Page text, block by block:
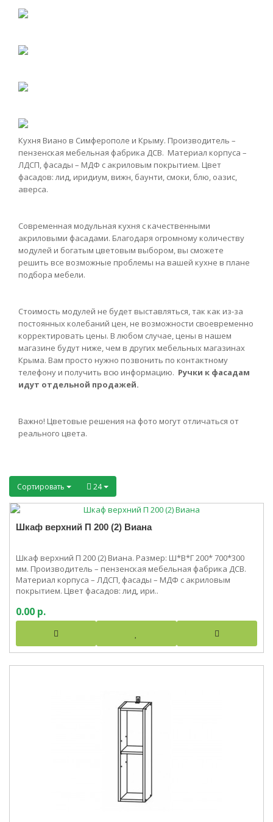
Кухня Виано в Симферополе и Крыму. Производитель –
пензенская мебельная фабрика ДСВ. Материал корпуса –
ЛДСП, фасады – МДФ с акриловым покрытием. Цвет
фасадов: лид, иридиум, вижн, баунти, смоки, блю, оазис,
аверса.
Современная модульная кухня с качественными
акриловыми фасадами. Благодаря огромному количеству
модулей и богатым цветовым выбором, вы сможете
решить все возможные проблемы на вашей кухне в плане
подбора мебели.
Стоимость модулей не будет выставляться, так как из-за
постоянных колебаний цен, не возможности своевременно
корректировать цены. В любом случае, цены в нашем
магазине будут ниже, чем в других мебельных магазинах
Крыма. Вам просто нужно позвонить по контактному
телефону и получить всю информацию. Ручки к фасадам
идут отдельной продажей.
Важно! Цветовые решения на фото могут отличаться от
реального цвета.
Сортировать 24
Шкаф верхний П 200 (2) Виана
Шкаф верхний П 200 (2) Виана. Размер: Ш*В*Г 200* 700*300
мм. Производитель – пензенская мебельная фабрика ДСВ.
Материал корпуса – ЛДСП, фасады – МДФ с акриловым
покрытием. Цвет фасадов: лид, ири..
0.00 р.